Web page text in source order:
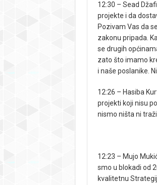
12:30 – Sead
projekte i da
Pozivam Vas da
zakonu pripada.
se drugih
zato što imamo
i naše poslanike.
12:26 – Hasiba
projekti koji nisu
nismo ništa ni
12:23 – Mujo
smo u blokadi od
kvalitetnu